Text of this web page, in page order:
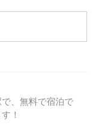
現します。
ットモール（Outlet mall
、無料で宿泊で
！